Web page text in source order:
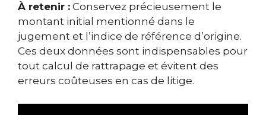
À retenir : Conservez précieusement le
montant initial mentionné dans le
jugement et l’indice de référence d’origine.
Ces deux données sont indispensables pour
tout calcul de rattrapage et évitent des
erreurs coûteuses en cas de litige.